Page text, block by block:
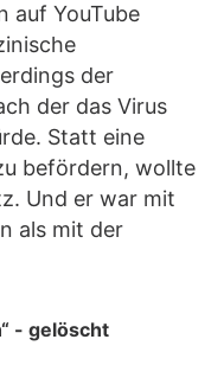
auf YouTube
der
der das Virus
Statt eine
befördern, wollte
Und er war mit
als mit der
- gelöscht